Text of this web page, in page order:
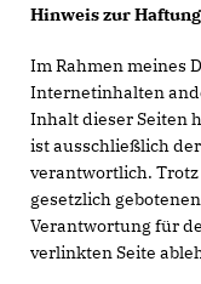
Hinweis zur Haftung
Im Rahmen meines
Internetinhalten
Inhalt dieser Seiten
ist ausschließlich
verantwortlich.
gesetzlich
Verantwortung für
verlinkten Seite